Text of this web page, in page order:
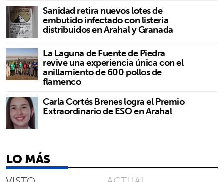
Sanidad retira nuevos lotes de
embutido infectado con listeria
distribuidos en Arahal y Granada
La Laguna de Fuente de Piedra
revive una experiencia única con el
anillamiento de 600 pollos de
flamenco
Carla Cortés Brenes logra el Premio
Extraordinario de ESO en Arahal
LO MÁS